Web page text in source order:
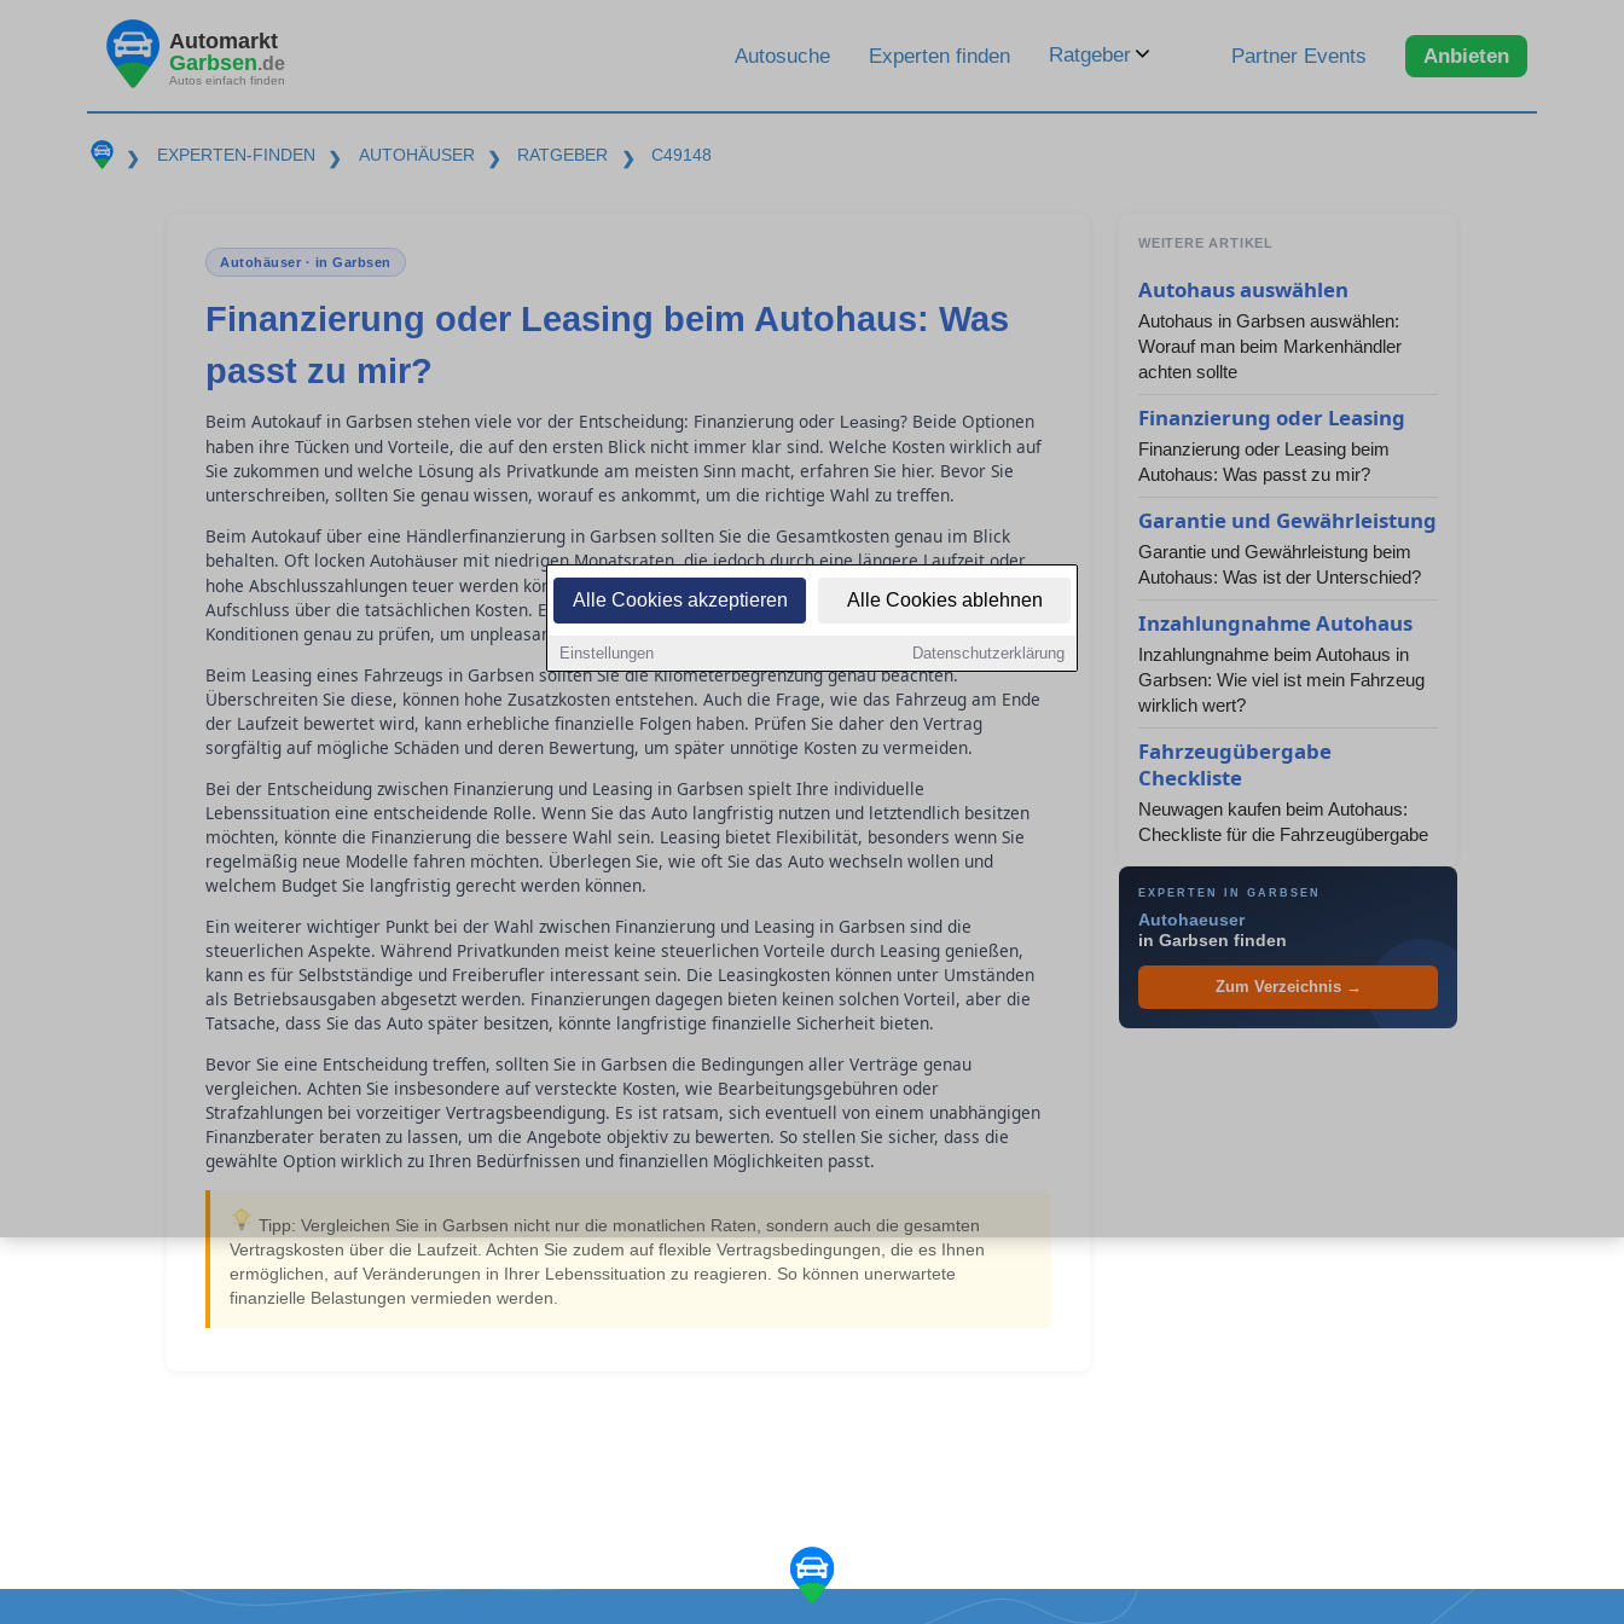
Alle Cookies akzeptieren Alle Cookies ablehnen
Einstellungen Datenschutzerklärung
Automarkt
Garbsen.de
Autos einfach finden
Autosuche Experten finden Ratgeber Partner Events Anbieten
❯ EXPERTEN-FINDEN ❯ AUTOHÄUSER ❯ RATGEBER ❯ C49148
Autohäuser · in Garbsen
Finanzierung oder Leasing beim Autohaus: Was
passt zu mir?
Beim Autokauf in Garbsen stehen viele vor der Entscheidung: Finanzierung oder Leasing? Beide Optionen
haben ihre Tücken und Vorteile, die auf den ersten Blick nicht immer klar sind. Welche Kosten wirklich auf
Sie zukommen und welche Lösung als Privatkunde am meisten Sinn macht, erfahren Sie hier. Bevor Sie
unterschreiben, sollten Sie genau wissen, worauf es ankommt, um die richtige Wahl zu treffen.
Beim Autokauf über eine Händlerfinanzierung in Garbsen sollten Sie die Gesamtkosten genau im Blick
behalten. Oft locken Autohäuser mit niedrigen Monatsraten, die jedoch durch eine längere Laufzeit oder
hohe Abschlusszahlungen teuer werden können. Ein kritischer Blick auf den effektiven Jahreszins gibt
Aufschluss über die tatsächlichen Kosten. Es lohnt sich, verschiedene Angebote zu vergleichen und die
Konditionen genau zu prüfen, um unpleasant surprises zu vermeiden.
Beim Leasing eines Fahrzeugs in Garbsen sollten Sie die Kilometerbegrenzung genau beachten.
Überschreiten Sie diese, können hohe Zusatzkosten entstehen. Auch die Frage, wie das Fahrzeug am Ende
der Laufzeit bewertet wird, kann erhebliche finanzielle Folgen haben. Prüfen Sie daher den Vertrag
sorgfältig auf mögliche Schäden und deren Bewertung, um später unnötige Kosten zu vermeiden.
Bei der Entscheidung zwischen Finanzierung und Leasing in Garbsen spielt Ihre individuelle
Lebenssituation eine entscheidende Rolle. Wenn Sie das Auto langfristig nutzen und letztendlich besitzen
möchten, könnte die Finanzierung die bessere Wahl sein. Leasing bietet Flexibilität, besonders wenn Sie
regelmäßig neue Modelle fahren möchten. Überlegen Sie, wie oft Sie das Auto wechseln wollen und
welchem Budget Sie langfristig gerecht werden können.
Ein weiterer wichtiger Punkt bei der Wahl zwischen Finanzierung und Leasing in Garbsen sind die
steuerlichen Aspekte. Während Privatkunden meist keine steuerlichen Vorteile durch Leasing genießen,
kann es für Selbstständige und Freiberufler interessant sein. Die Leasingkosten können unter Umständen
als Betriebsausgaben abgesetzt werden. Finanzierungen dagegen bieten keinen solchen Vorteil, aber die
Tatsache, dass Sie das Auto später besitzen, könnte langfristige finanzielle Sicherheit bieten.
Bevor Sie eine Entscheidung treffen, sollten Sie in Garbsen die Bedingungen aller Verträge genau
vergleichen. Achten Sie insbesondere auf versteckte Kosten, wie Bearbeitungsgebühren oder
Strafzahlungen bei vorzeitiger Vertragsbeendigung. Es ist ratsam, sich eventuell von einem unabhängigen
Finanzberater beraten zu lassen, um die Angebote objektiv zu bewerten. So stellen Sie sicher, dass die
gewählte Option wirklich zu Ihren Bedürfnissen und finanziellen Möglichkeiten passt.
Tipp: Vergleichen Sie in Garbsen nicht nur die monatlichen Raten, sondern auch die gesamten
Vertragskosten über die Laufzeit. Achten Sie zudem auf flexible Vertragsbedingungen, die es Ihnen
ermöglichen, auf Veränderungen in Ihrer Lebenssituation zu reagieren. So können unerwartete
finanzielle Belastungen vermieden werden.
WEITERE ARTIKEL
Autohaus auswählen
Autohaus in Garbsen auswählen:
Worauf man beim Markenhändler
achten sollte
Finanzierung oder Leasing
Finanzierung oder Leasing beim
Autohaus: Was passt zu mir?
Garantie und Gewährleistung
Garantie und Gewährleistung beim
Autohaus: Was ist der Unterschied?
Inzahlungnahme Autohaus
Inzahlungnahme beim Autohaus in
Garbsen: Wie viel ist mein Fahrzeug
wirklich wert?
Fahrzeugübergabe
Checkliste
Neuwagen kaufen beim Autohaus:
Checkliste für die Fahrzeugübergabe
EXPERTEN IN GARBSEN
Autohaeuser
in Garbsen finden
Zum Verzeichnis →